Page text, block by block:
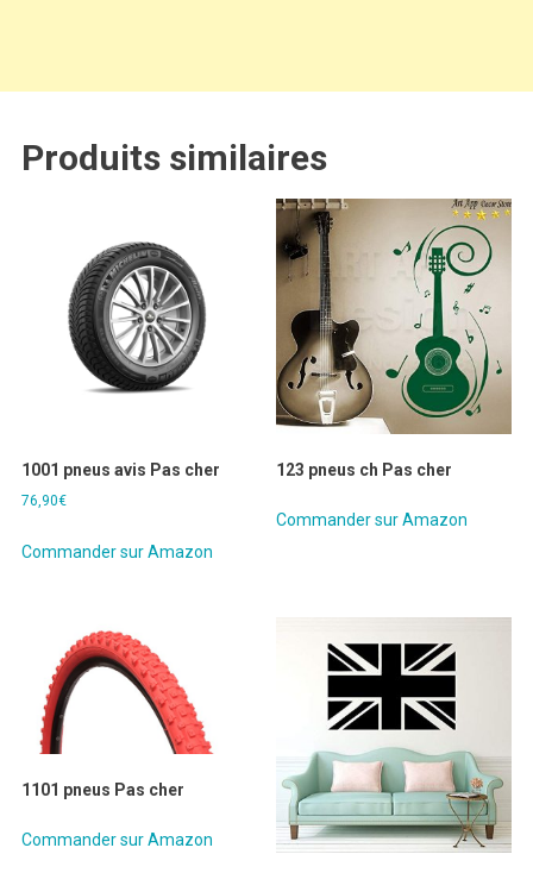
Produits similaires
1001 pneus avis Pas cher
76,90€
Commander sur Amazon
123 pneus ch Pas cher
Commander sur Amazon
1101 pneus Pas cher
Commander sur Amazon